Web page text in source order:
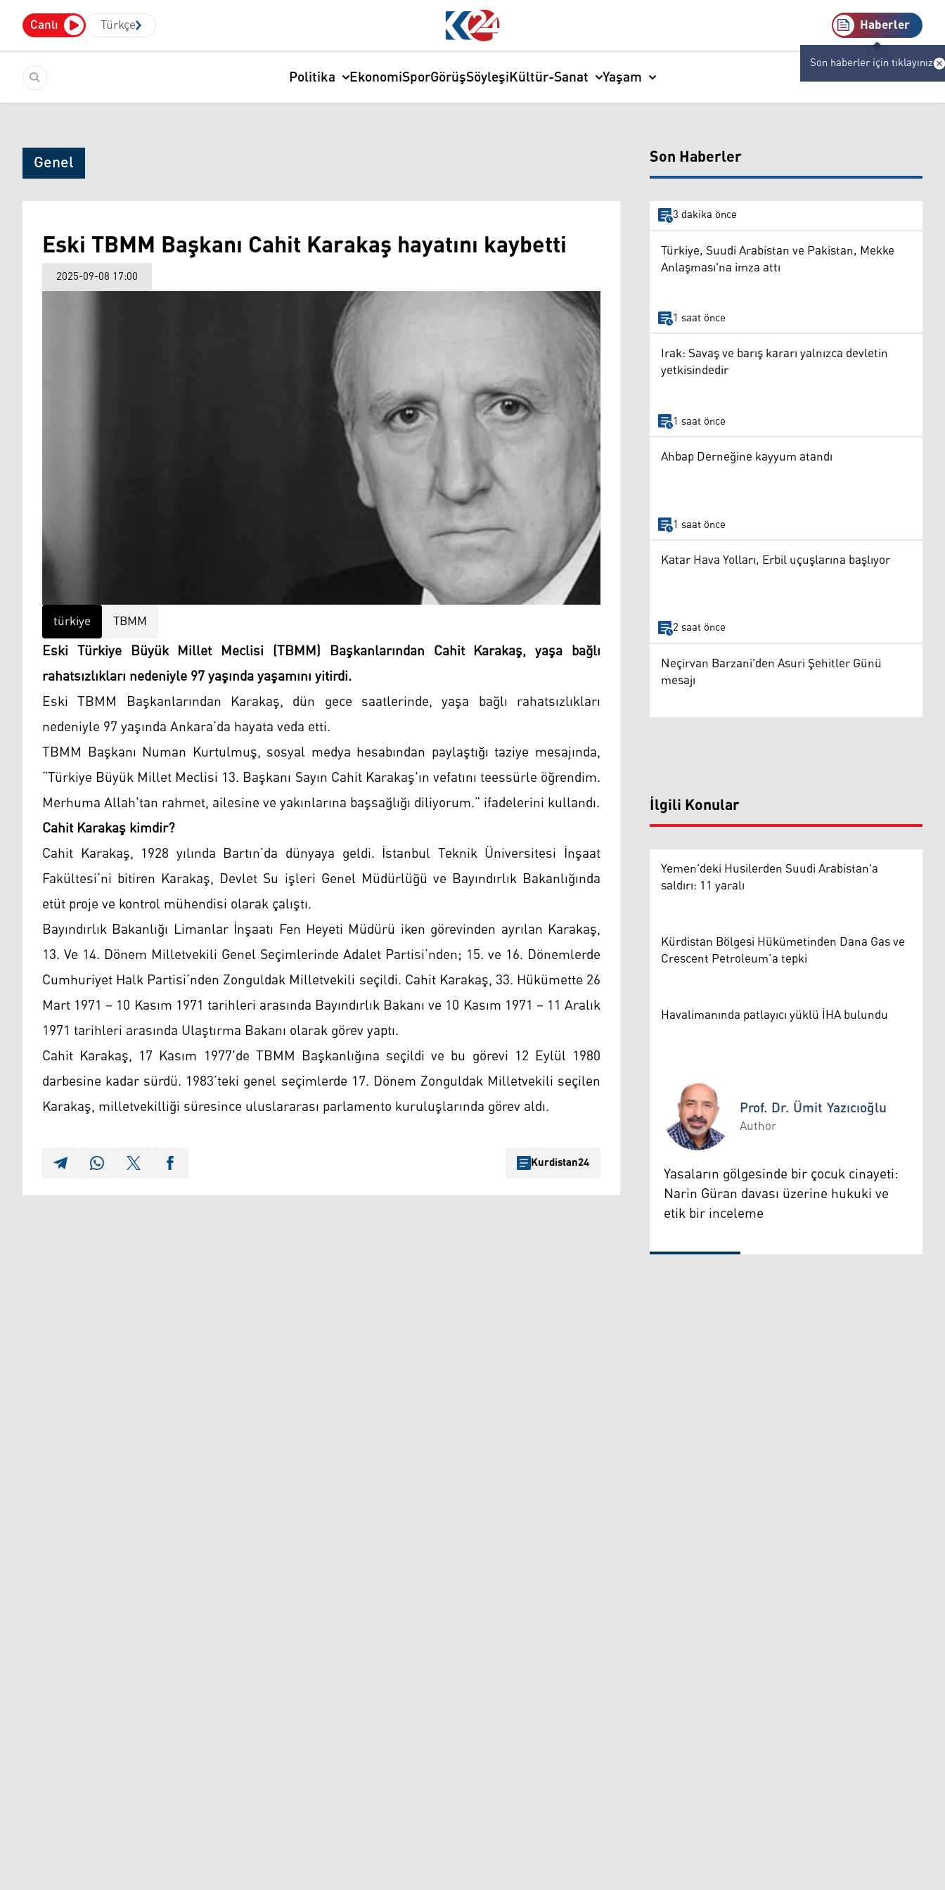
Canlı Türkçe Haberler
Son haberler için tıklayınız
Politika EkonomiSporGörüşSöyleşiKültür-Sanat Yaşam
Genel
Eski TBMM Başkanı Cahit Karakaş hayatını kaybetti
2025-09-08 17:00
türkiye TBMM
Eski Türkiye Büyük Millet Meclisi (TBMM) Başkanlarından Cahit Karakaş, yaşa bağlı
rahatsızlıkları nedeniyle 97 yaşında yaşamını yitirdi.
Eski TBMM Başkanlarından Karakaş, dün gece saatlerinde, yaşa bağlı rahatsızlıkları
nedeniyle 97 yaşında Ankara’da hayata veda etti.
TBMM Başkanı Numan Kurtulmuş, sosyal medya hesabından paylaştığı taziye mesajında,
“Türkiye Büyük Millet Meclisi 13. Başkanı Sayın Cahit Karakaş'ın vefatını teessürle öğrendim.
Merhuma Allah'tan rahmet, ailesine ve yakınlarına başsağlığı diliyorum.” ifadelerini kullandı.
Cahit Karakaş kimdir?
Cahit Karakaş, 1928 yılında Bartın’da dünyaya geldi. İstanbul Teknik Üniversitesi İnşaat
Fakültesi’ni bitiren Karakaş, Devlet Su işleri Genel Müdürlüğü ve Bayındırlık Bakanlığında
etüt proje ve kontrol mühendisi olarak çalıştı.
Bayındırlık Bakanlığı Limanlar İnşaatı Fen Heyeti Müdürü iken görevinden ayrılan Karakaş,
13. Ve 14. Dönem Milletvekili Genel Seçimlerinde Adalet Partisi’nden; 15. ve 16. Dönemlerde
Cumhuriyet Halk Partisi’nden Zonguldak Milletvekili seçildi. Cahit Karakaş, 33. Hükümette 26
Mart 1971 – 10 Kasım 1971 tarihleri arasında Bayındırlık Bakanı ve 10 Kasım 1971 – 11 Aralık
1971 tarihleri arasında Ulaştırma Bakanı olarak görev yaptı.
Cahit Karakaş, 17 Kasım 1977'de TBMM Başkanlığına seçildi ve bu görevi 12 Eylül 1980
darbesine kadar sürdü. 1983’teki genel seçimlerde 17. Dönem Zonguldak Milletvekili seçilen
Karakaş, milletvekilliği süresince uluslararası parlamento kuruluşlarında görev aldı.
Kurdistan24
Son Haberler
3 dakika önce
Türkiye, Suudi Arabistan ve Pakistan, Mekke
Anlaşması'na imza attı
1 saat önce
Irak: Savaş ve barış kararı yalnızca devletin
yetkisindedir
1 saat önce
Ahbap Derneğine kayyum atandı
1 saat önce
Katar Hava Yolları, Erbil uçuşlarına başlıyor
2 saat önce
Neçirvan Barzani'den Asuri Şehitler Günü
mesajı
İlgili Konular
Yemen'deki Husilerden Suudi Arabistan'a
saldırı: 11 yaralı
Kürdistan Bölgesi Hükümetinden Dana Gas ve
Crescent Petroleum’a tepki
Havalimanında patlayıcı yüklü İHA bulundu
Prof. Dr. Ümit Yazıcıoğlu
Prof. Dr. Ümit Yazıcıoğlu
Author
Yasaların gölgesinde bir çocuk cinayeti:
Narin Güran davası üzerine hukuki ve
etik bir inceleme